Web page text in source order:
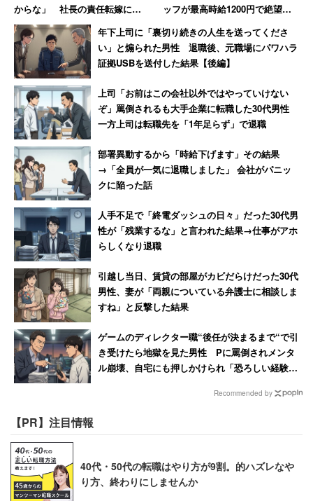
からな」 社長の責任転嫁に絶
句【前編】
ッフが最高時給1200円で絶望、
時給が25円低い女性のやる気は
消滅
年下上司に「裏切り続きの人生を送ってくださ
い」と煽られた男性 退職後、元職場にパワハラ
証拠USBを送付した結果【後編】
上司「お前はこの会社以外ではやっていけない
ぞ」罵倒されるも大手企業に転職した30代男性
一方上司は転職先を「1年足らず」で退職
部署異動するから「時給下げます」その結果
→「全員が一気に退職しました」 会社がパニッ
クに陥った話
人手不足で「終電ダッシュの日々」だった30代男
性が「残業するな」と言われた結果→仕事がアホ
らしくなり退職
引越し当日、賃貸の部屋がカビだらけだった30代
男性、妻が「両親についている弁護士に相談しま
すね」と反撃した結果
ゲームのディレクター職“後任が決まるまで“で引
き受けたら地獄を見た男性 Pに罵倒されメンタ
ル崩壊、自宅にも押しかけられ「恐ろしい経験で
Recommended by
【PR】注目情報
40代・50代の転職はやり方が9割。的ハズレなや
り方、終わりにしませんか